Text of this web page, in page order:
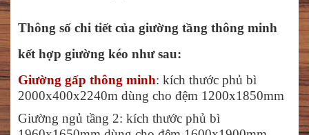
Thông số chi tiết của giường tầng thông minh
kết hợp giường kéo như sau:
Giường gấp thông minh: kích thước phủ bì
2000x400x2240m dùng cho đệm 1200x1850mm
Giường ngủ tầng 2: kích thước phủ bì